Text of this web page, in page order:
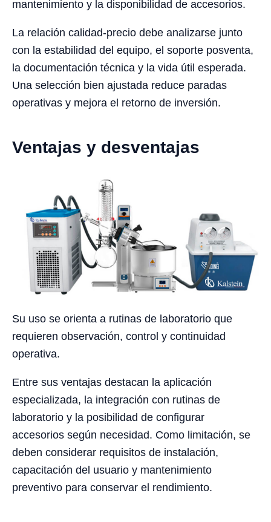
mantenimiento y la disponibilidad de accesorios.
La relación calidad-precio debe analizarse junto
con la estabilidad del equipo, el soporte posventa,
la documentación técnica y la vida útil esperada.
Una selección bien ajustada reduce paradas
operativas y mejora el retorno de inversión.
Ventajas y desventajas
Su uso se orienta a rutinas de laboratorio que
requieren observación, control y continuidad
operativa.
Entre sus ventajas destacan la aplicación
especializada, la integración con rutinas de
laboratorio y la posibilidad de configurar
accesorios según necesidad. Como limitación, se
deben considerar requisitos de instalación,
capacitación del usuario y mantenimiento
preventivo para conservar el rendimiento.